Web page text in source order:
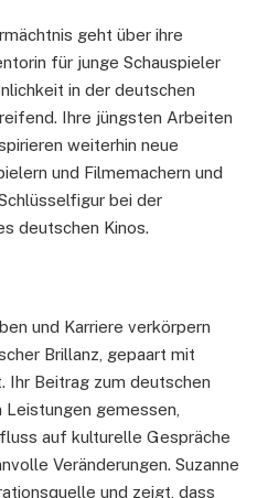
geht über ihre
für junge Schauspieler
in der deutschen
Ihre jüngsten Arbeiten
weiterhin neue
und Filmemachern und
bei der
deutschen Kinos.
und Karriere verkörpern
Brillanz, gepaart mit
Ihr Beitrag zum deutschen
Leistungen gemessen,
auf kulturelle Gespräche
Veränderungen. Suzanne
und zeigt, dass